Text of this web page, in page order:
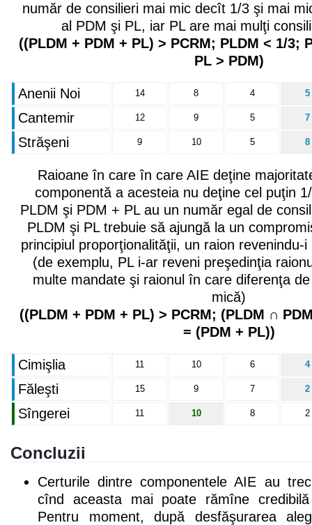
număr de consilieri mai mic decît 1/3 şi mai
al PDM şi PL, iar PL are mai mulţi
((PLDM + PDM + PL) > PCRM; PLDM < 1/3;
PL > PDM)
Anenii Noi 14 8 4 5
Cantemir 12 9 5 7
Străşeni 9 10 5 8
Raioane în care în care AIE deţine
componentă a acesteia nu deţine cel puţin
PLDM şi PDM + PL au un număr egal de
PLDM şi PL trebuie să ajungă la un
principiul proporţionalităţii, un raion
(de exemplu, PL i-ar reveni preşedinţia
multe mandate şi raionul în care diferenţa
mică)
((PLDM + PDM + PL) > PCRM; (PLDM ∩
= (PDM + PL))
Cimişlia 11 10 6 4
Făleşti 15 9 7 2
Sîngerei 11 10 8 2
Concluzii
Certurile dintre componentele AIE au
cînd aceasta mai poate rămîne
Pentru moment, după desfăşurarea